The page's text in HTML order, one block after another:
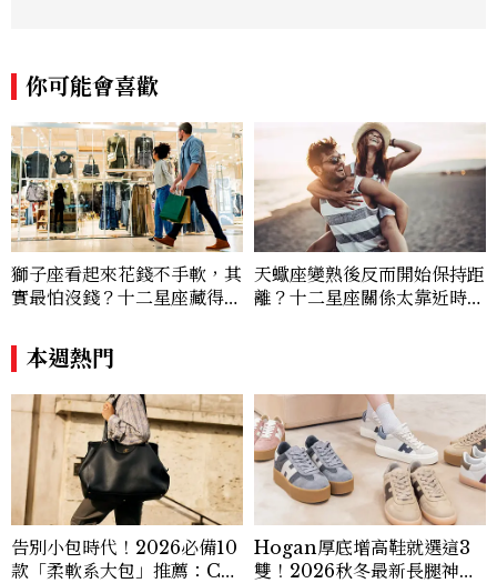
你可能會喜歡
獅子座看起來花錢不手軟，其
實最怕沒錢？十二星座藏得最
價半天，最後卻買最貴的
天蠍座變熟後反而開始保持距
離？十二星座關係太靠近時最
本週熱門
告別小包時代！2026必備10
款「柔軟系大包」推薦：Ch
Hogan厚底增高鞋就選這3
雙！2026秋冬最新長腿神